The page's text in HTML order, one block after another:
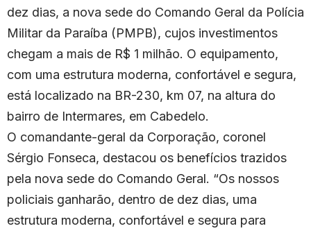
dez dias, a nova sede do Comando Geral da Polícia
Militar da Paraíba (PMPB), cujos investimentos
chegam a mais de R$ 1 milhão. O equipamento,
com uma estrutura moderna, confortável e segura,
está localizado na BR-230, km 07, na altura do
bairro de Intermares, em Cabedelo.
O comandante-geral da Corporação, coronel
Sérgio Fonseca, destacou os benefícios trazidos
pela nova sede do Comando Geral. “Os nossos
policiais ganharão, dentro de dez dias, uma
estrutura moderna, confortável e segura para